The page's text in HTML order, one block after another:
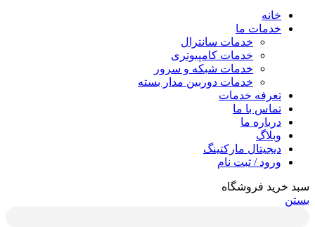
خانه
خدمات ما
خدمات سانترال
خدمات کامپیوتری
خدمات شبکه و سرور
خدمات دوربین مدار بسته
تعرفه خدمات
تماس با ما
درباره ما
وبلاگ
دیجیتال مارکتینگ
ورود / ثبت نام
سبد خرید فروشگاه
بستن